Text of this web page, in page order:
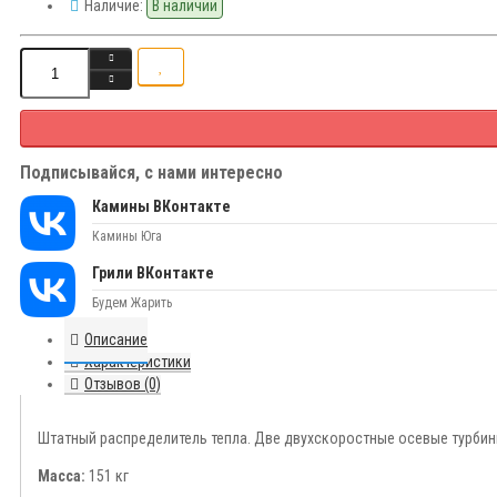
Наличие: В наличии
Подписывайся, с нами интересно
Камины ВКонтакте
Камины Юга
Грили ВКонтакте
Будем Жарить
Описание
Характеристики
Отзывов (0)
Штатный распределитель тепла. Две двухскоростные осевые
Масса: 151 кг